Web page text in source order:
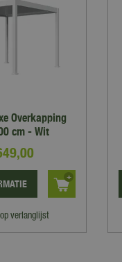
Overkapping
cm - Wit
,00
verlanglijst